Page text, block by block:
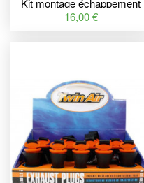
Kit montage échappement
BOLT KTM SX50
16,00 €